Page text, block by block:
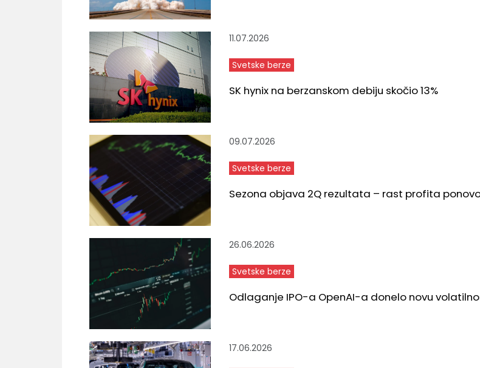
11.07.2026
Svetske berze
SK hynix na berzanskom debiju skočio 13%
09.07.2026
Svetske berze
Sezona objava 2Q rezultata – rast profita
26.06.2026
Svetske berze
Odlaganje IPO-a OpenAI-a donelo novu
17.06.2026